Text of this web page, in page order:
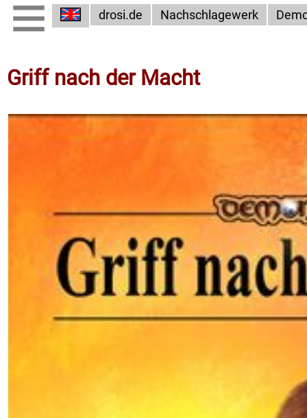
drosi.de Nachschlagewerk
Griff nach der Macht